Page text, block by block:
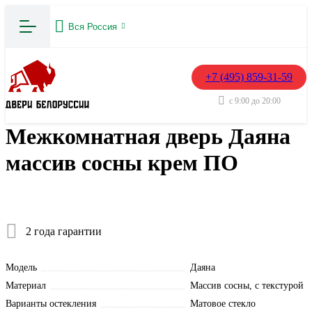
Вся Россия
+7 (495) 859-31-59
с 9:00 до 20:00
Межкомнатная дверь Даяна
массив сосны крем ПО
2 года гарантии
Модель
Даяна
Материал
Массив сосны, с текстурой
Варианты остекления
Матовое стекло